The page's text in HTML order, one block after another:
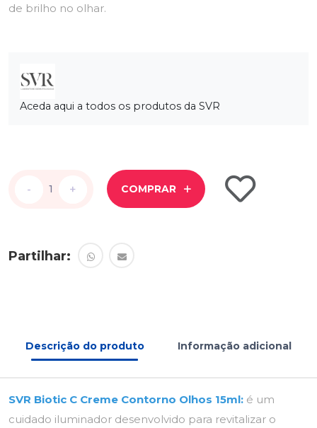
de brilho no olhar.
Aceda aqui a todos os produtos da SVR
- +
- + COMPRAR
Partilhar:
Descrição do produto Informação adicional
SVR Biotic C Creme Contorno Olhos 15ml: é um
cuidado iluminador desenvolvido para revitalizar o